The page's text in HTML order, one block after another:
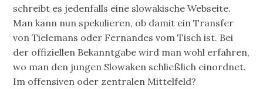
schreibt es jedenfalls eine slowakische Webseite.
Man kann nun spekulieren, ob damit ein Transfer
von Tielemans oder Fernandes vom Tisch ist. Bei
der offiziellen Bekanntgabe wird man wohl erfahren,
wo man den jungen Slowaken schließlich einordnet.
Im offensiven oder zentralen Mittelfeld?